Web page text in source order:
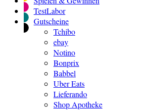
TestLabor
Gutscheine
Tchibo
ebay
Notino
Bonprix
Babbel
Uber Eats
Lieferando
Shop Apotheke